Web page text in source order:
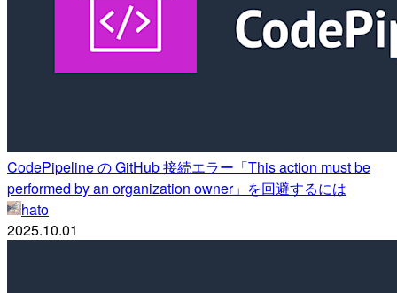
CodePipeline の GitHub 接続エラー「This action must be
performed by an organization owner」を回避するには
hato
2025.10.01